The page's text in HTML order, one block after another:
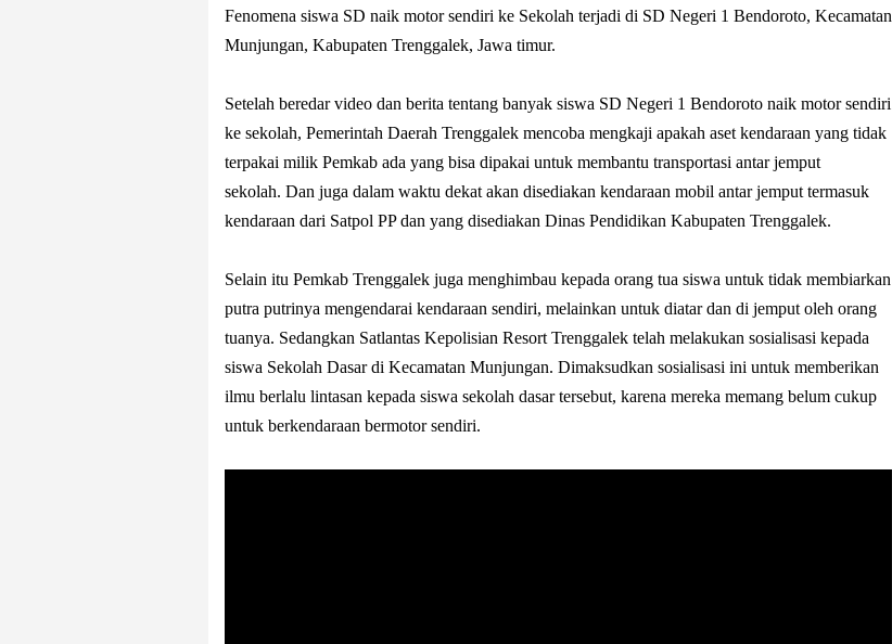
Fenomena siswa SD naik motor sendiri ke Sekolah terjadi di SD Negeri 1 Bendoroto, Kecamatan
Munjungan, Kabupaten Trenggalek, Jawa timur.
Setelah beredar video dan berita tentang banyak siswa SD Negeri 1 Bendoroto naik motor sendiri
ke sekolah, Pemerintah Daerah Trenggalek mencoba mengkaji apakah aset kendaraan yang tidak
terpakai milik Pemkab ada yang bisa dipakai untuk membantu transportasi antar jemput
sekolah. Dan juga dalam waktu dekat akan disediakan kendaraan mobil antar jemput termasuk
kendaraan dari Satpol PP dan yang disediakan Dinas Pendidikan Kabupaten Trenggalek.
Selain itu Pemkab Trenggalek juga menghimbau kepada orang tua siswa untuk tidak membiarkan
putra putrinya mengendarai kendaraan sendiri, melainkan untuk diatar dan di jemput oleh orang
tuanya. Sedangkan Satlantas Kepolisian Resort Trenggalek telah melakukan sosialisasi kepada
siswa Sekolah Dasar di Kecamatan Munjungan. Dimaksudkan sosialisasi ini untuk memberikan
ilmu berlalu lintasan kepada siswa sekolah dasar tersebut, karena mereka memang belum cukup
untuk berkendaraan bermotor sendiri.